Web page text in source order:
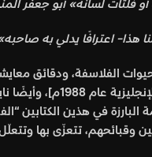
فلتات لسانه»أبو جعفر
هذا- اعترافًا يدلي به صاحبه
الفلاسفة، ودقائق
البارزة في هذين
وقبائحهم، تتعزّى بها